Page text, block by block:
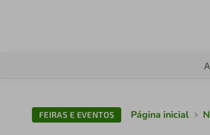
FEIRAS E EVENTOS Página inicial